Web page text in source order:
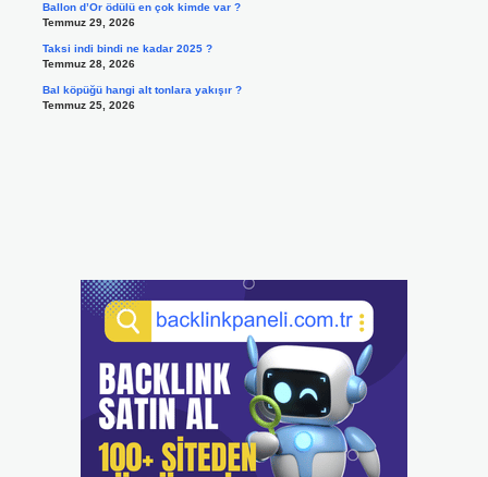
Ballon d’Or ödülü en çok kimde var ?
Temmuz 29, 2026
Taksi indi bindi ne kadar 2025 ?
Temmuz 28, 2026
Bal köpüğü hangi alt tonlara yakışır ?
Temmuz 25, 2026